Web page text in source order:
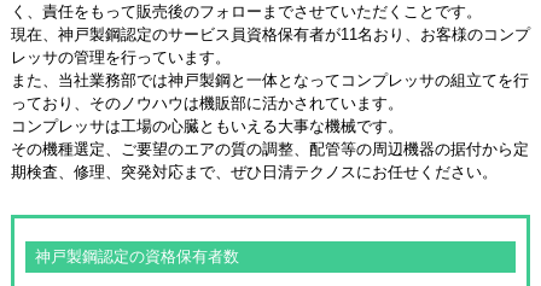
く、責任をもって販売後のフォローまでさせていただくことです。
現在、神戸製鋼認定のサービス員資格保有者が11名おり、お客様のコンプ
レッサの管理を行っています。
また、当社業務部では神戸製鋼と一体となってコンプレッサの組立てを行
っており、そのノウハウは機販部に活かされています。
コンプレッサは工場の心臓ともいえる大事な機械です。
その機種選定、ご要望のエアの質の調整、配管等の周辺機器の据付から定
期検査、修理、突発対応まで、ぜひ日清テクノスにお任せください。
神戸製鋼認定の資格保有者数